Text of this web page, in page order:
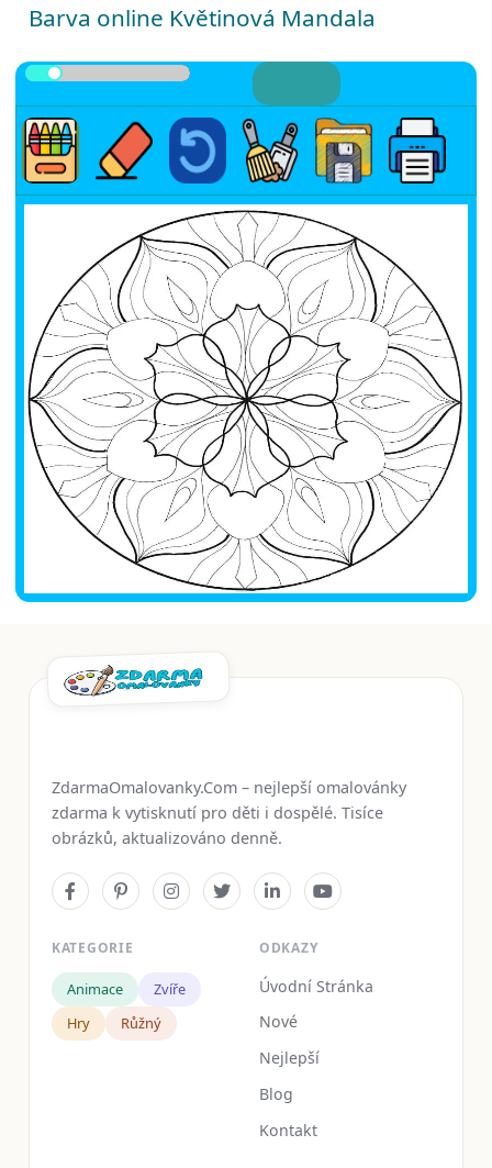
Barva online Květinová Mandala
ZdarmaOmalovanky.Com – nejlepší omalovánky
zdarma k vytisknutí pro děti i dospělé. Tisíce
obrázků, aktualizováno denně.
KATEGORIE
Animace
Zvíře
Hry
Růžný
ODKAZY
Úvodní Stránka
Nové
Nejlepší
Blog
Kontakt